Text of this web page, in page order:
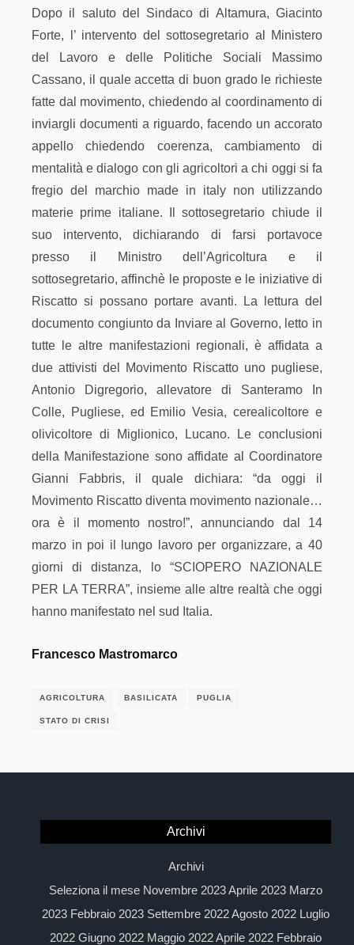
Dopo il saluto del Sindaco di Altamura, Giacinto
Forte, l’ intervento del sottosegretario al Ministero
del Lavoro e delle Politiche Sociali Massimo
Cassano, il quale accetta di buon grado le richieste
fatte dal movimento, chiedendo al coordinamento di
inviargli documenti a riguardo, facendo un accorato
appello chiedendo coerenza, cambiamento di
mentalità e dialogo con gli agricoltori a chi oggi si fa
fregio del marchio made in italy non utilizzando
materie prime italiane. Il sottosegretario chiude il
suo intervento, dichiarando di farsi portavoce
presso il Ministro dell’Agricoltura e il
sottosegretario, affinchè le proposte e le iniziative di
Riscatto si possano portare avanti. La lettura del
documento congiunto da Inviare al Governo, letto in
tutte le altre manifestazioni regionali, è affidata a
due attivisti del Movimento Riscatto uno pugliese,
Antonio Digregorio, allevatore di Santeramo In
Colle, Pugliese, ed Emilio Vesia, cerealicoltore e
olivicoltore di Miglionico, Lucano. Le conclusioni
della Manifestazione sono affidate al Coordinatore
Gianni Fabbris, il quale dichiara: “da oggi il
Movimento Riscatto diventa movimento nazionale…
ora è il momento nostro!”, annunciando dal 14
marzo in poi il lungo lavoro per organizzare, a 40
giorni di distanza, lo “SCIOPERO NAZIONALE
PER LA TERRA”, insieme alle altre realtà che oggi
hanno manifestato nel sud Italia.
Francesco Mastromarco
AGRICOLTURA BASILICATA PUGLIA
STATO DI CRISI
Archivi
Archivi
Seleziona il mese Novembre 2023 Aprile 2023 Marzo
2023 Febbraio 2023 Settembre 2022 Agosto 2022 Luglio
2022 Giugno 2022 Maggio 2022 Aprile 2022 Febbraio